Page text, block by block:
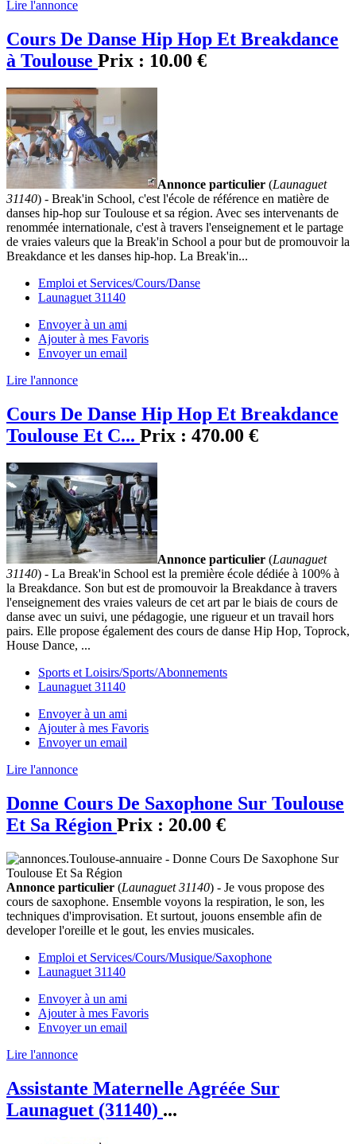
Lire l'annonce
Cours De Danse Hip Hop Et Breakdance
à Toulouse Prix : 10.00 €
Annonce particulier (Launaguet
31140) - Break'in School, c'est l'école de référence en matière de
danses hip-hop sur Toulouse et sa région. Avec ses intervenants de
renommée internationale, c'est à travers l'enseignement et le partage
de vraies valeurs que la Break'in School a pour but de promouvoir la
Breakdance et les danses hip-hop. La Break'in...
Emploi et Services/Cours/Danse
Launaguet 31140
Envoyer à un ami
Ajouter à mes Favoris
Envoyer un email
Lire l'annonce
Cours De Danse Hip Hop Et Breakdance
Toulouse Et C... Prix : 470.00 €
Annonce particulier (Launaguet
31140) - La Break'in School est la première école dédiée à 100% à
la Breakdance. Son but est de promouvoir la Breakdance à travers
l'enseignement des vraies valeurs de cet art par le biais de cours de
danse avec un suivi, une pédagogie, une rigueur et un travail hors
pairs. Elle propose également des cours de danse Hip Hop, Toprock,
House Dance, ...
Sports et Loisirs/Sports/Abonnements
Launaguet 31140
Envoyer à un ami
Ajouter à mes Favoris
Envoyer un email
Lire l'annonce
Donne Cours De Saxophone Sur Toulouse
Et Sa Région Prix : 20.00 €
Annonce particulier (Launaguet 31140) - Je vous propose des
cours de saxophone. Ensemble voyons la respiration, le son, les
techniques d'improvisation. Et surtout, jouons ensemble afin de
developer l'oreille et le gout, les envies musicales.
Emploi et Services/Cours/Musique/Saxophone
Launaguet 31140
Envoyer à un ami
Ajouter à mes Favoris
Envoyer un email
Lire l'annonce
Assistante Maternelle Agréée Sur
Launaguet (31140) ...